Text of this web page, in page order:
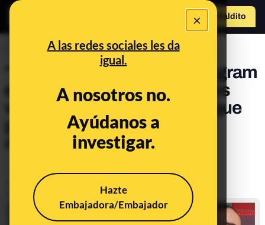
×
A las redes sociales les da
igual.
A nosotros no.
Ayúdanos a
investigar.
Hazte
Embajadora/Embajador
Hazte Maldito
PREBUNKING
"Tener una cuenta de Instagram
es de buscona": TikTok y los
vídeos contra las mujeres que
pueden reforzar actitudes
machistas
Publicado el
Actualizado el
Jun 4, 2024, 3:15:00 PM